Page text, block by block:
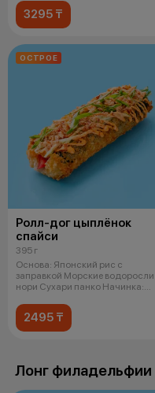
3295 ₸
ОСТРОЕ
Ролл-дог цыплёнок
спайси
395 г
Основа: Японский рис с
заправкой Морские водоросли
нори Сухари панко Начинка:
2495 ₸
Лонг филадельфии